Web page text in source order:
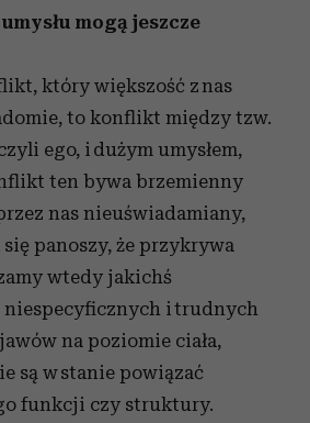
mogą jeszcze
który większość z nas
to konflikt między tzw.
ego, i dużym umysłem,
ten bywa brzemienny
nas nieuświadamiany,
panoszy, że przykrywa
wtedy jakichś
niespecyficznych i trudnych
na poziomie ciała,
są w stanie powiązać
funkcji czy struktury.